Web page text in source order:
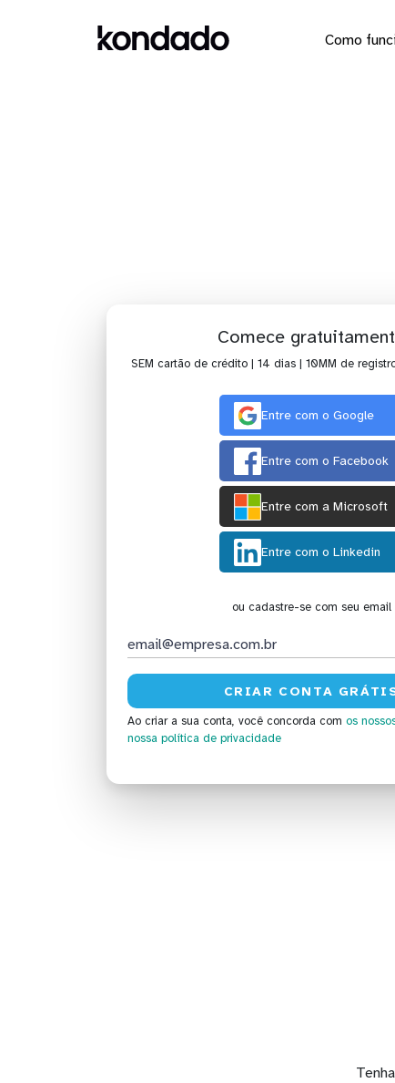
Como
Comece
SEM cartão de crédito | 14 dias | 10MM de
Entre com o Google
Entre com o Facebook
Entre com a Microsoft
Entre com o Linkedin
ou cadastre-se com seu email
Ao criar a sua conta, você concorda com os
nossa política de privacidade